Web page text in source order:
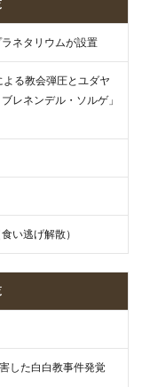
ネタリウムが設置
る教会弾圧とユダヤ
レネンデル・ソルゲ」
い逃げ解散）
した白白教事件発覚